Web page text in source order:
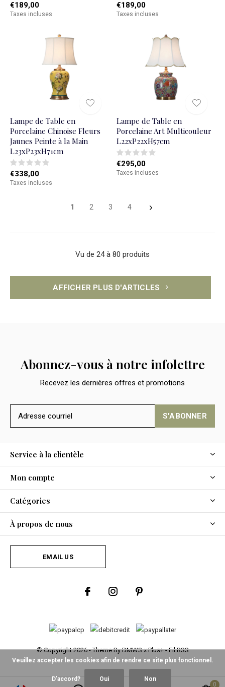
€189,00
Taxes incluses
€189,00
Taxes incluses
Lampe de Table en
Porcelaine Chinoise Fleurs
Jaunes Peinte à la Main
L23xP23xH71cm
€338,00
Taxes incluses
Lampe de Table en
Porcelaine Art Multicouleur
L22xP22xH57cm
€295,00
Taxes incluses
1 2 3 4
Vu de 24 à 80 produits
AFFICHER PLUS D'ARTICLES
Abonnez-vous à notre infolettre
Recevez les dernières offres et promotions
S'ABONNER
Service à la clientèle
Mon compte
Catégories
À propos de nous
EMAIL US
© Copyright2026- Theme ByDMWSxPlus+-Fil RSS
0
Veuillez accepter les cookies afin de rendre ce site plus fonctionnel.
D'accord? Oui Non